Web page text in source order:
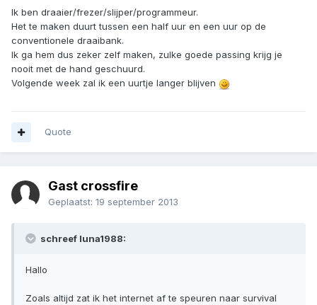
Ik ben draaier/frezer/slijper/programmeur.
Het te maken duurt tussen een half uur en een uur op de
conventionele draaibank.
Ik ga hem dus zeker zelf maken, zulke goede passing krijg je
nooit met de hand geschuurd.
Volgende week zal ik een uurtje langer blijven
Quote
Gast crossfire
Geplaatst: 19 september 2013
schreef luna1988:
Hallo
Zoals altijd zat ik het internet af te speuren naar survival